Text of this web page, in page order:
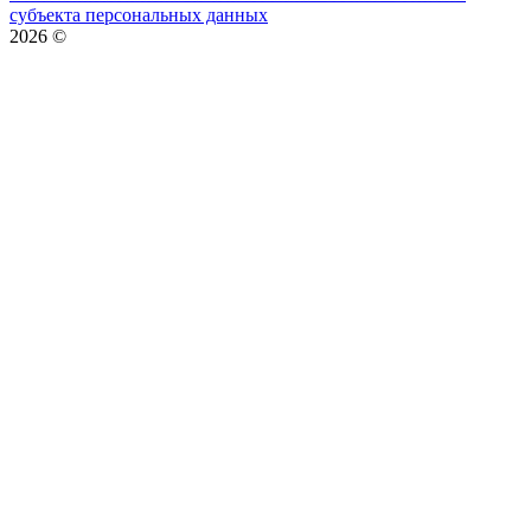
субъекта персональных данных
2026 ©